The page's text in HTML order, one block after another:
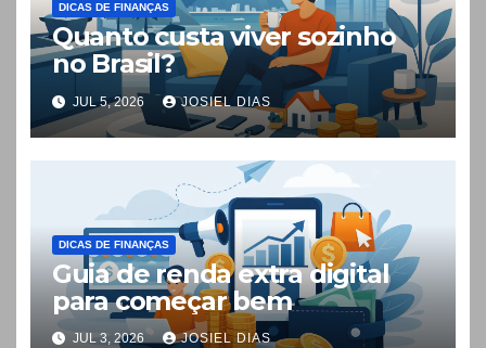
DICAS DE FINANÇAS
Quanto custa viver sozinho
no Brasil?
JUL 5, 2026 JOSIEL DIAS
DICAS DE FINANÇAS
Guia de renda extra digital
para começar bem
JUL 3, 2026 JOSIEL DIAS